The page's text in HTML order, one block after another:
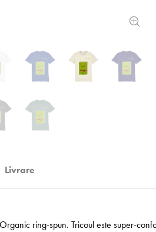
Livrare
ring-spun. Tricoul este super-